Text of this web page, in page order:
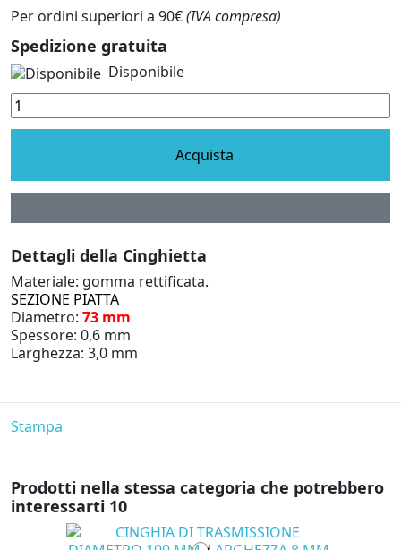
Per ordini superiori a 90€(IVA compresa)
Spedizione gratuita
Disponibile
Acquista
Dettagli della Cinghietta
Materiale: gomma rettificata.
SEZIONE PIATTA
Diametro: 73 mm
Spessore: 0,6 mm
Larghezza: 3,0 mm
Stampa
Prodotti nella stessa categoria che potrebbero
interessarti 10